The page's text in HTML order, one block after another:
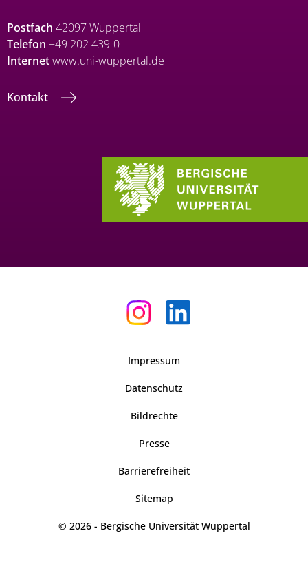
Postfach 42097 Wuppertal
Telefon +49 202 439-0
Internetwww.uni-wuppertal.de
Kontakt
Impressum
Datenschutz
Bildrechte
Presse
Barrierefreiheit
Sitemap
© 2026 - Bergische Universität Wuppertal